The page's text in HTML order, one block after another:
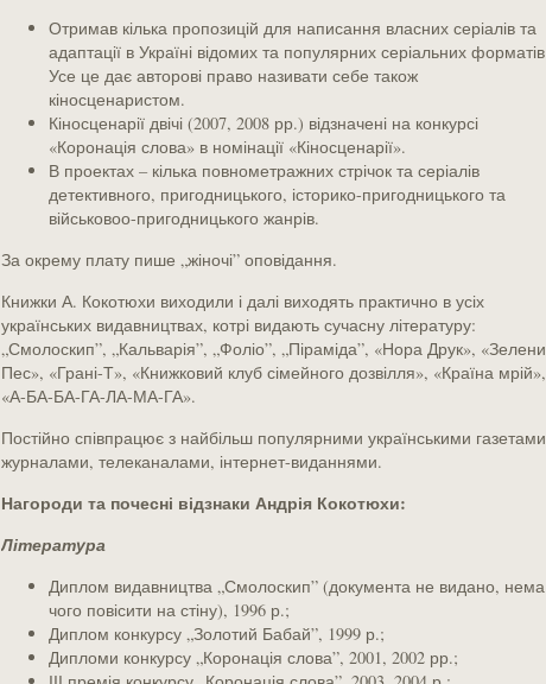
Отримав кілька пропозицій для написання власних серіалів та
адаптації в Україні відомих та популярних серіальних
Усе це дає авторові право називати себе також
кіносценаристом.
Кіносценарії двічі (2007, 2008 рр.) відзначені на конкурсі
«Коронація слова» в номінації «Кіносценарії».
В проектах – кілька повнометражних стрічок та серіалів
детективного, пригодницького, історико-пригодницького та
військовоо-пригодницького жанрів.
За окрему плату пише „жіночі” оповідання.
Книжки А. Кокотюхи виходили і далі виходять практично в усіх
українських видавництвах, котрі видають сучасну літературу:
„Смолоскип”, „Кальварія”, „Фоліо”, „Піраміда”, «Нора Друк»,
Пес», «Грані-Т», «Книжковий клуб сімейного дозвілля», «Країна мрій»,
«А-БА-БА-ГА-ЛА-МА-ГА».
Постійно співпрацює з найбільш популярними українськими
журналами, телеканалами, інтернет-виданнями.
Нагороди та почесні відзнаки Андрія Кокотюхи:
Література
Диплом видавництва „Смолоскип” (документа не видано, нема
чого повісити на стіну), 1996 р.;
Диплом конкурсу „Золотий Бабай”, 1999 р.;
Дипломи конкурсу „Коронація слова”, 2001, 2002 рр.;